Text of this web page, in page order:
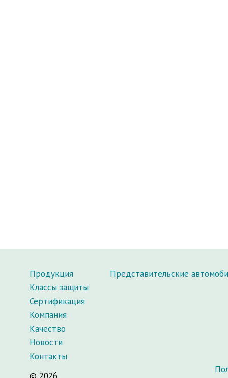
Продукция
Классы защиты
Сертификация
Компания
Качество
Новости
Контакты
Представительские